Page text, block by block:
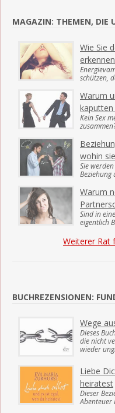
MAGAZIN: THEMEN, DIE
Wie Sie
erkennen
schützen,
Warum
Kein Sex
wohin
Sie
Beziehung
Warum
Sind in
eigentlich
Weiterer Rat
BUCHREZENSIONEN:
Wege
Dieses
die nicht
wieder
Liebe
heiratest
Dieser
Abenteuer